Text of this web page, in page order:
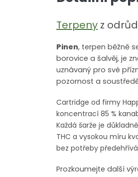
Terpeny z
Pinen, terpen běžně
borovice a šalvěj, je
uznávaný pro své
pozornost a
Cartridge od firmy
koncentrací 85 %
Každá šarže je
THC a vysokou míru
bez potřeby
Prozkoumejte další